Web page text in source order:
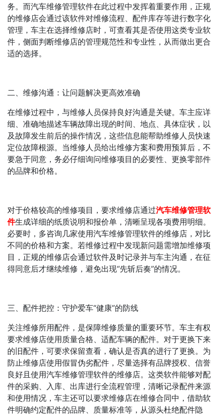
务。而汽车维修管理软件在此过程中发挥着重要作用，正规
的维修店会通过该软件对维修流程、配件库存等进行数字化
管理，车主在选择维修店时，可查看其是否使用这类专业软
件，侧面判断维修店的管理规范性和专业性，从而做出更合
适的选择。
二、维修沟通：让问题解决更高效准确
在维修过程中，与维修人员保持良好沟通是关键。车主应详
细、准确地描述车辆故障出现的时间、地点、具体症状，以
及故障发生前后的操作情况，这些信息能帮助维修人员快速
定位故障根源。当维修人员给出维修方案和费用预算后，不
要急于同意，务必仔细询问维修项目的必要性、更换零部件
的品牌和价格。
对于价格较高的维修项目，要求维修店通过汽车维修管理软
件生成详细的纸质说明和报价单，清晰呈现各项费用明细。
必要时，多咨询几家使用汽车维修管理软件的维修店，对比
不同的价格和方案。若维修过程中发现新问题需增加维修项
目，正规的维修店会通过软件及时记录并与车主沟通，在征
得同意后才继续维修，避免出现“先斩后奏”的情况。
三、配件把控：守护爱车“健康”的防线
关注维修所用配件，是保障维修质量的重要环节。车主有权
要求维修店使用质量合格、适配车辆的配件。对于更换下来
的旧配件，可要求保留查看，确认是否真的进行了更换。为
防止维修店使用假冒伪劣配件，尽量选择有品牌授权、信誉
良好且使用汽车维修管理软件的维修店。这类软件能够对配
件的采购、入库、出库进行全流程管理，清晰记录配件来源
和使用情况，车主还可以要求维修店在维修合同中，借助软
件明确约定配件的品牌、质量标准等，从源头杜绝配件隐